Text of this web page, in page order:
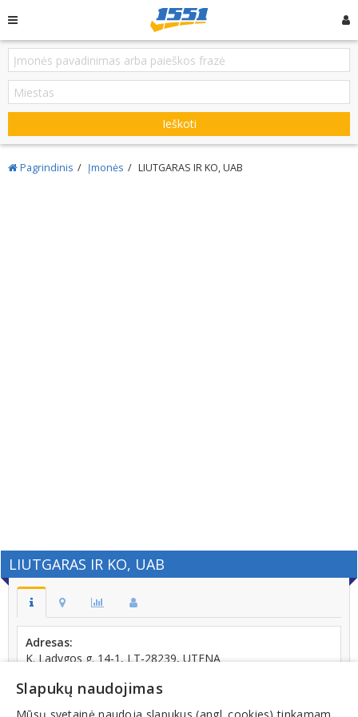
Ieškoti
Pagrindinis Įmonės LIUTGARAS IR KO, UAB
LIUTGARAS IR KO, UAB
Adresas:
K. Ladygos g. 14-1, LT-28239, UTENA
Kodas:
284252030
Slapukų naudojimas